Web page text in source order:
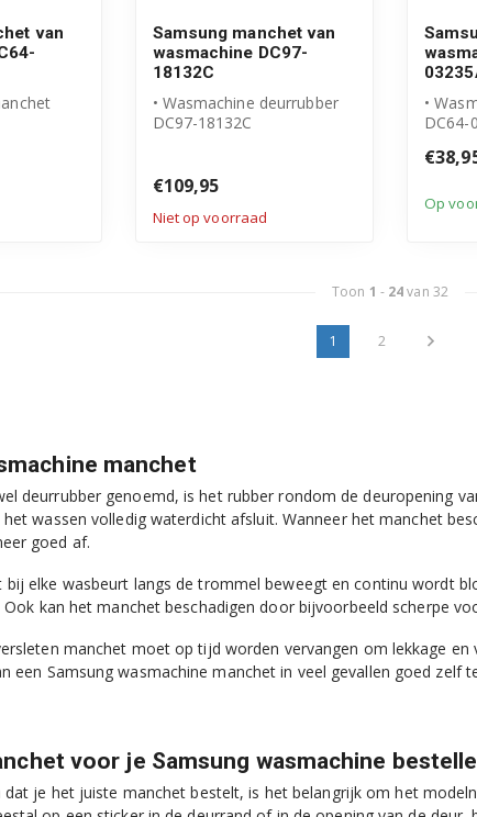
van
Samsung manchet van
wasmachine DC97-
18132C
• Wasmachine deurrubber
DC97-18132C
€109,95
Niet op voorraad
•
DC64-
•
Op
Toon 1 - 24van 32
1 2
manchet
deurrubber genoemd, is het rubber rondom de deuropening
wassen volledig waterdicht afsluit. Wanneer het manchet
goed af.
bij elke wasbeurt langs de trommel beweegt en continu wordt
kan het manchet beschadigen door bijvoorbeeld scherpe
manchet moet op tijd worden vervangen om lekkage
een Samsung wasmachine manchet in veel gevallen goed zelf
voor je Samsung wasmachine
je het juiste manchet bestelt, is het belangrijk om het